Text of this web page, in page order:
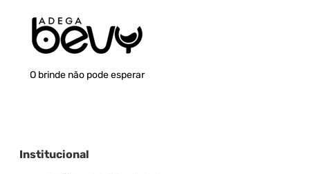
O brinde não pode esperar
Institucional